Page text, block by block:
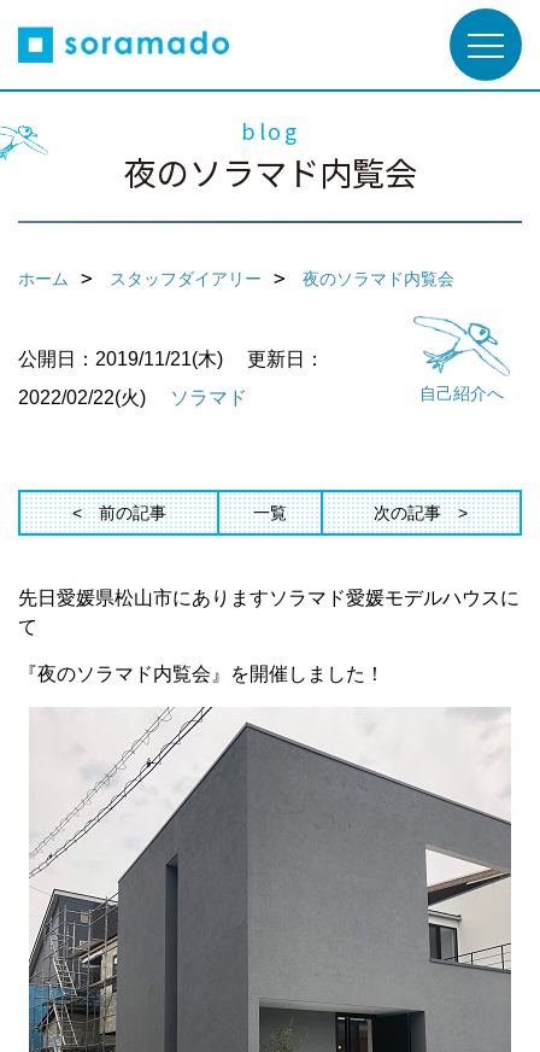
blog
夜のソラマド内覧会
ホーム スタッフダイアリー 夜のソラマド内覧会
自己紹介へ
公開日：2019/11/21(木)
更新日：
2022/02/22(火)
ソラマド
前の記事 一覧 次の記事
先日愛媛県松山市にありますソラマド愛媛モデルハウスに
て
『夜のソラマド内覧会』を開催しました！